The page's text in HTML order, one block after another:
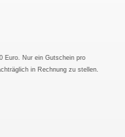
Euro. Nur ein Gutschein pro
in Rechnung zu stellen.